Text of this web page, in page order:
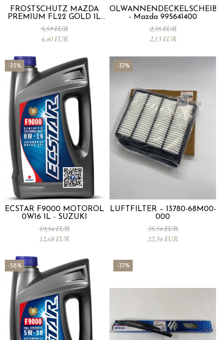
FROSTSCHUTZ MAZDA
PREMIUM FL22 GOLD 1L
L247CL005 4X
5,59 EUR
4,40 EUR
- Mazda 995641400
2,35 EUR
2,13 EUR
-35%
ECSTAR F9000 MOTORÖL
0W16 1L - SUZUKI
19,54 EUR
12,68 EUR
-37%
LUFTFILTER – 13780-68M00-
000
35,54 EUR
22,34 EUR
-58% -37%